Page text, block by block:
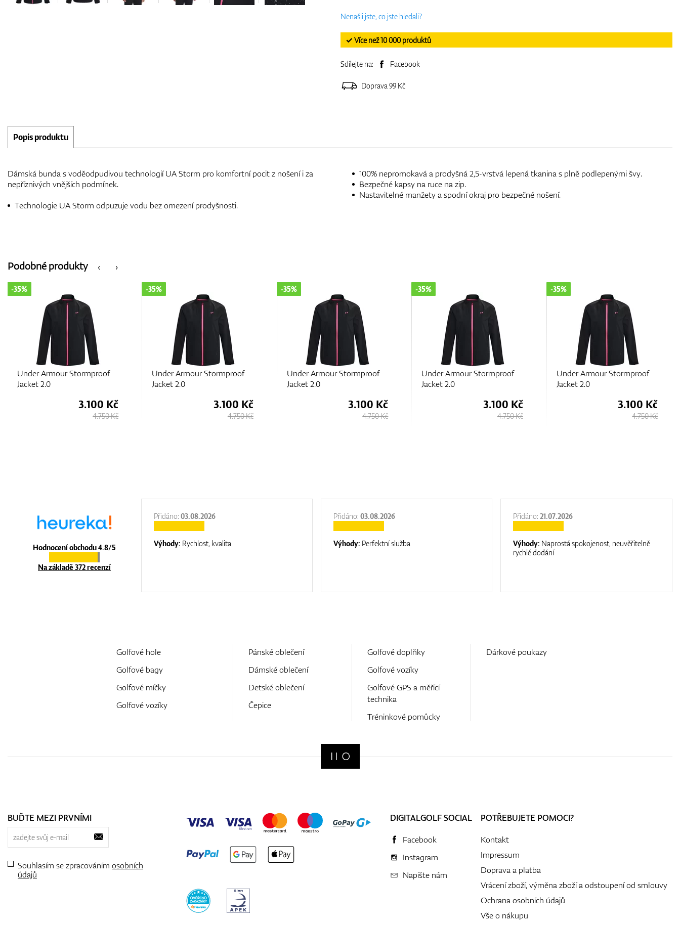
Nenašli jste, co jste hledali?
✓ Více než 10 000 produktů
Sdílejte na: Facebook
Doprava 99 Kč
Popis produktu
Dámská bunda s voděodpudivou technologií UA Storm pro komfortní pocit z nošení i za
nepříznivých vnějších podmínek.
Technologie UA Storm odpuzuje vodu bez omezení prodyšnosti.
100% nepromokavá a prodyšná 2,5-vrstvá lepená tkanina s plně podlepenými švy.
Bezpečné kapsy na ruce na zip.
Nastavitelné manžety a spodní okraj pro bezpečné nošení.
‹
Podobné produkty ›
Under Armour Stormproof
Jacket 2.0
-35%
3.100 Kč
4.750 Kč
Under Armour Stormproof
Jacket 2.0
-35%
3.100 Kč
4.750 Kč
Under Armour Stormproof
Jacket 2.0
-35%
3.100 Kč
4.750 Kč
Under Armour Stormproof
Jacket 2.0
-35%
3.100 Kč
4.750 Kč
Under Armour Stormproof
Jacket 2.0
-35%
3.100 Kč
4.750 Kč
Hodnocení obchodu 4.8/5
Na základě 372 recenzí
Přidáno:03.08.2026
Výhody: Rychlost, kvalita
Přidáno:03.08.2026
Výhody: Perfektní služba
Přidáno:21.07.2026
Výhody: Naprostá spokojenost, neuvěřitelně
rychlé dodání
Golfové hole
Golfové bagy
Golfové míčky
Golfové vozíky
Pánské oblečení
Dámské oblečení
Detské oblečení
Čepice
Golfové doplňky
Golfové vozíky
Golfové GPS a měřící
technika
Tréninkové pomůcky
Dárkové poukazy
BUĎTE MEZI PRVNÍMI
Souhlasím se zpracováním osobních
údajů
DIGITALGOLF SOCIAL
Facebook
Instagram
Napište nám
POTŘEBUJETE POMOCI?
Kontakt
Impressum
Doprava a platba
Vrácení zboží, výměna zboží a odstoupení od smlouvy
Ochrana osobních údajů
Vše o nákupu